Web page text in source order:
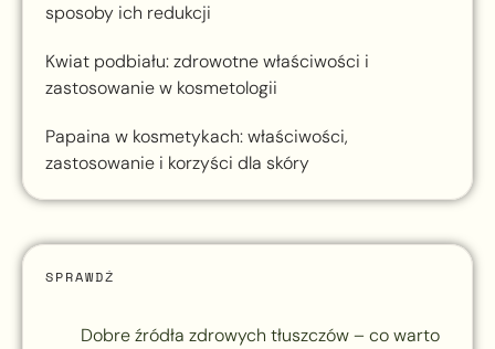
sposoby ich redukcji
Kwiat podbiału: zdrowotne właściwości i
zastosowanie w kosmetologii
Papaina w kosmetykach: właściwości,
zastosowanie i korzyści dla skóry
SPRAWDŹ
Dobre źródła zdrowych tłuszczów – co warto